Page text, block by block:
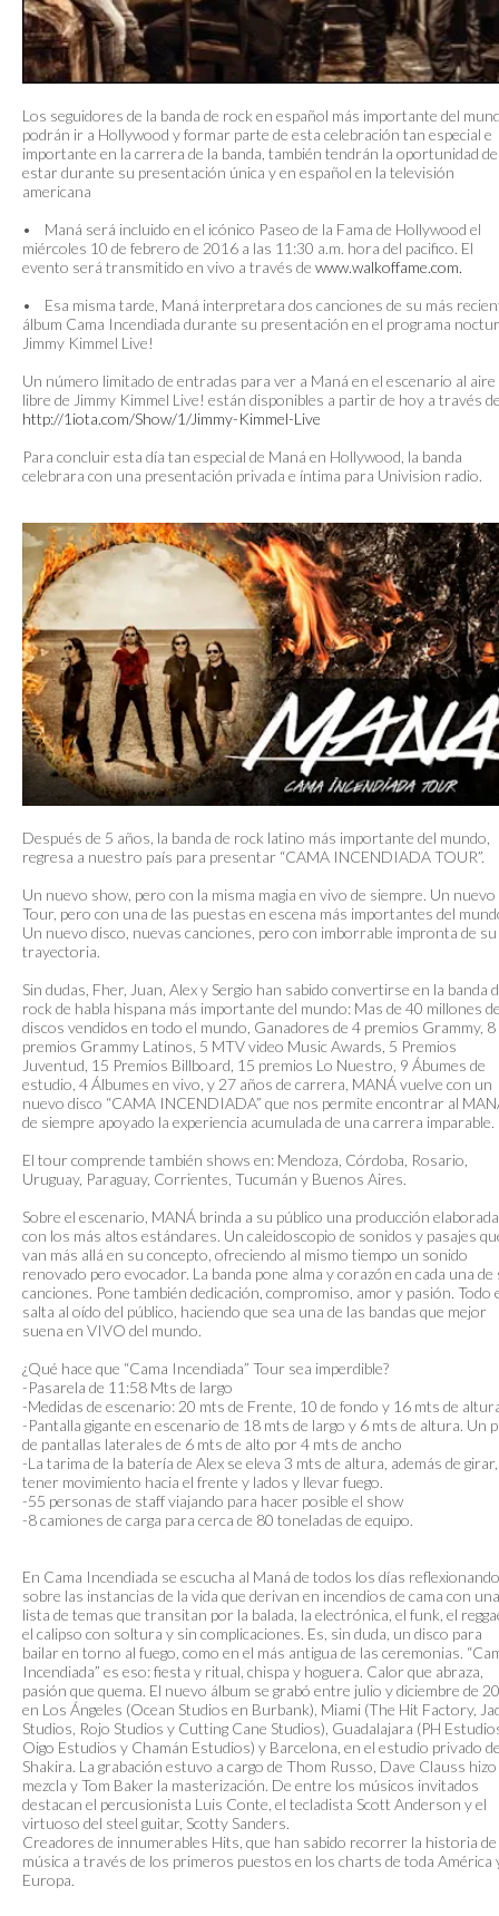
Los seguidores de la banda de rock en español más importante del
podrán ir a Hollywood y formar parte de esta celebración tan especial e
importante en la carrera de la banda, también tendrán la oportunidad de
estar durante su presentación única y en español en la televisión
americana
• Maná será incluido en el icónico Paseo de la Fama de Hollywood el
miércoles 10 de febrero de 2016 a las 11:30 a.m. hora del pacifico. El
evento será transmitido en vivo a través de www.walkoffame.com.
• Esa misma tarde, Maná interpretara dos canciones de su más
álbum Cama Incendiada durante su presentación en el programa
Jimmy Kimmel Live!
Un número limitado de entradas para ver a Maná en el escenario al aire
libre de Jimmy Kimmel Live! están disponibles a partir de hoy a través
http://1iota.com/Show/1/Jimmy-Kimmel-Live
Para concluir esta día tan especial de Maná en Hollywood, la banda
celebrara con una presentación privada e íntima para Univision radio.
Después de 5 años, la banda de rock latino más importante del mundo,
regresa a nuestro país para presentar “CAMA INCENDIADA TOUR”.
Un nuevo show, pero con la misma magia en vivo de siempre. Un nuevo
Tour, pero con una de las puestas en escena más importantes del
Un nuevo disco, nuevas canciones, pero con imborrable impronta de su
trayectoria.
Sin dudas, Fher, Juan, Alex y Sergio han sabido convertirse en la banda
rock de habla hispana más importante del mundo: Mas de 40 millones
discos vendidos en todo el mundo, Ganadores de 4 premios Grammy, 8
premios Grammy Latinos, 5 MTV video Music Awards, 5 Premios
Juventud, 15 Premios Billboard, 15 premios Lo Nuestro, 9 Ábumes de
estudio, 4 Álbumes en vivo, y 27 años de carrera, MANÁ vuelve con un
nuevo disco “CAMA INCENDIADA” que nos permite encontrar al
de siempre apoyado la experiencia acumulada de una carrera imparable.
El tour comprende también shows en: Mendoza, Córdoba, Rosario,
Uruguay, Paraguay, Corrientes, Tucumán y Buenos Aires.
Sobre el escenario, MANÁ brinda a su público una producción elaborada
con los más altos estándares. Un caleidoscopio de sonidos y pasajes
van más allá en su concepto, ofreciendo al mismo tiempo un sonido
renovado pero evocador. La banda pone alma y corazón en cada una de
canciones. Pone también dedicación, compromiso, amor y pasión. Todo
salta al oído del público, haciendo que sea una de las bandas que mejor
suena en VIVO del mundo.
¿Qué hace que “Cama Incendiada” Tour sea imperdible?
-Pasarela de 11:58 Mts de largo
-Medidas de escenario: 20 mts de Frente, 10 de fondo y 16 mts de
-Pantalla gigante en escenario de 18 mts de largo y 6 mts de altura. Un
de pantallas laterales de 6 mts de alto por 4 mts de ancho
-La tarima de la batería de Alex se eleva 3 mts de altura, además de girar,
tener movimiento hacia el frente y lados y llevar fuego.
-55 personas de staff viajando para hacer posible el show
-8 camiones de carga para cerca de 80 toneladas de equipo.
En Cama Incendiada se escucha al Maná de todos los días reflexionando
sobre las instancias de la vida que derivan en incendios de cama con una
lista de temas que transitan por la balada, la electrónica, el funk, el
el calipso con soltura y sin complicaciones. Es, sin duda, un disco para
bailar en torno al fuego, como en el más antigua de las ceremonias.
Incendiada” es eso: fiesta y ritual, chispa y hoguera. Calor que abraza,
pasión que quema. El nuevo álbum se grabó entre julio y diciembre de
en Los Ángeles (Ocean Studios en Burbank), Miami (The Hit Factory,
Studios, Rojo Studios y Cutting Cane Studios), Guadalajara (PH
Oigo Estudios y Chamán Estudios) y Barcelona, en el estudio privado
Shakira. La grabación estuvo a cargo de Thom Russo, Dave Clauss hizo
mezcla y Tom Baker la masterización. De entre los músicos invitados
destacan el percusionista Luis Conte, el tecladista Scott Anderson y el
virtuoso del steel guitar, Scotty Sanders.
Creadores de innumerables Hits, que han sabido recorrer la historia de
música a través de los primeros puestos en los charts de toda América
Europa.